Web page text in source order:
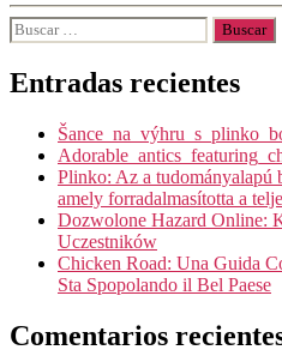
Entradas recientes
Plinko: Az a tudományalapú
amely forradalmasította a
Dozwolone Hazard Online:
Uczestników
Chicken Road: Una Guida
Sta Spopolando il Bel Paese
Comentarios